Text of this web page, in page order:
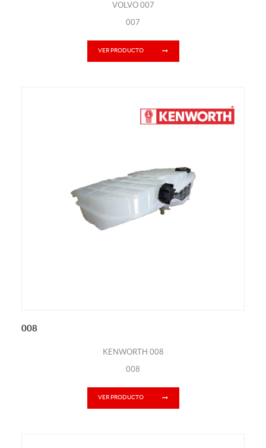
VOLVO 007
007
VER PRODUCTO
008
KENWORTH 008
008
VER PRODUCTO